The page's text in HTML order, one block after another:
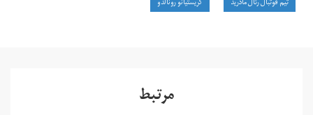
تیم فوتبال رئال مادرید کریستیانو رونالدو
مرتبط